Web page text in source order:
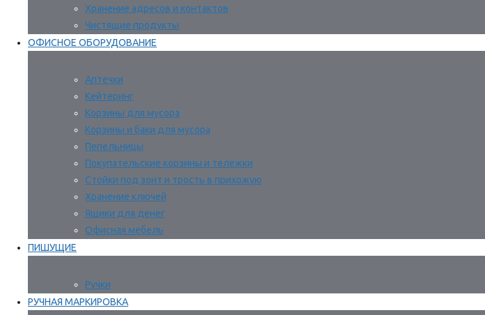
Хранение адресов и контактов
Чистящие продукты
ОФИСНОЕ ОБОРУДОВАНИЕ
Аптечки
Кейтеринг
Корзины для мусора
Корзины и баки для мусора
Пепельницы
Покупательские корзины и тележки
Стойки под зонт и трость в прихожую
Хранение ключей
Ящики для денег
Офисная мебель
ПИШУЩИЕ
Ручки
РУЧНАЯ МАРКИРОВКА